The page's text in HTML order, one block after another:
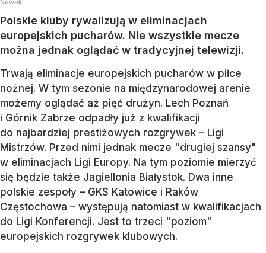
Nowak
Polskie kluby rywalizują w eliminacjach
europejskich pucharów. Nie wszystkie mecze
można jednak oglądać w tradycyjnej telewizji.
Trwają eliminacje europejskich pucharów w piłce
nożnej. W tym sezonie na międzynarodowej arenie
możemy oglądać aż pięć drużyn. Lech Poznań
i Górnik Zabrze odpadły już z kwalifikacji
do najbardziej prestiżowych rozgrywek – Ligi
Mistrzów. Przed nimi jednak mecze "drugiej szansy"
w eliminacjach Ligi Europy. Na tym poziomie mierzyć
się będzie także Jagiellonia Białystok. Dwa inne
polskie zespoły – GKS Katowice i Raków
Częstochowa – występują natomiast w kwalifikacjach
do Ligi Konferencji. Jest to trzeci "poziom"
europejskich rozgrywek klubowych.